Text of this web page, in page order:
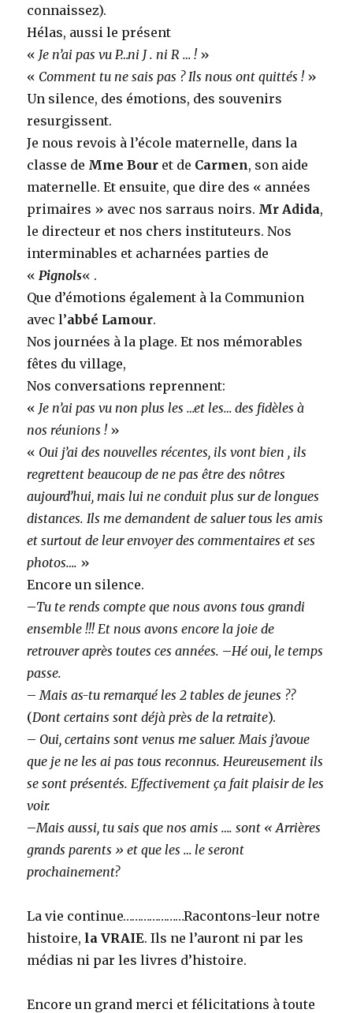
connaissez).
Hélas, aussi le présent
« Je n’ai pas vu P…ni J . ni R … ! »
« Comment tu ne sais pas ? Ils nous ont quittés ! »
Un silence, des émotions, des souvenirs
resurgissent.
Je nous revois à l’école maternelle, dans la
classe de Mme Bour et de Carmen, son aide
maternelle. Et ensuite, que dire des « années
primaires » avec nos sarraus noirs. Mr Adida,
le directeur et nos chers instituteurs. Nos
interminables et acharnées parties de
« Pignols« .
Que d’émotions également à la Communion
avec l’abbé Lamour.
Nos journées à la plage. Et nos mémorables
fêtes du village,
Nos conversations reprennent:
« Je n’ai pas vu non plus les …et les… des fidèles à
nos réunions !»
« Oui j’ai des nouvelles récentes, ils vont bien , ils
regrettent beaucoup de ne pas être des nôtres
aujourd’hui, mais lui ne conduit plus sur de longues
distances. Ils me demandent de saluer tous les amis
et surtout de leur envoyer des commentaires et ses
photos…. »
Encore un silence.
–Tu te rends compte que nous avons tous grandi
ensemble !!! Et nous avons encore la joie de
retrouver après toutes ces années. –Hé oui, le temps
passe.
– Mais as-tu remarqué les 2 tables de jeunes ??
(Dont certains sont déjà près de la retraite).
– Oui, certains sont venus me saluer. Mais j’avoue
que je ne les ai pas tous reconnus. Heureusement ils
se sont présentés. Effectivement ça fait plaisir de les
voir.
–Mais aussi, tu sais que nos amis …. sont « Arrières
grands parents » et que les … le seront
prochainement?
La vie continue…………………Racontons-leur notre
histoire, la VRAIE. Ils ne l’auront ni par les
médias ni par les livres d’histoire.
Encore un grand merci et félicitations à toute